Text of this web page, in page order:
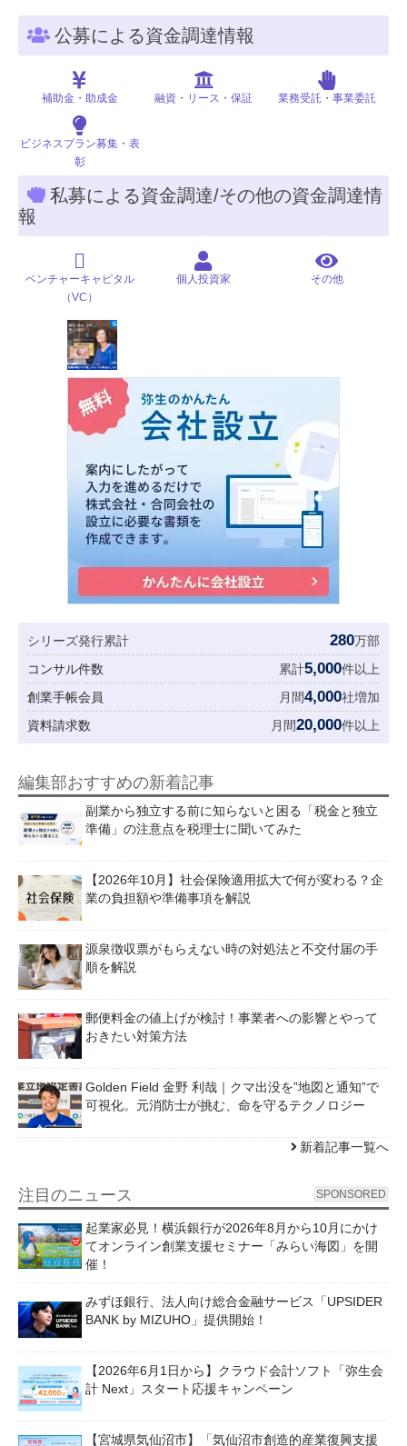
公募による資金調達情報
補助金・助成金 融資・リース・保証 業務受託・事業委託
ビジネスプラン募集・表
彰
私募による資金調達/その他の資金調達情
報
ベンチャーキャピタル
（VC）
個人投資家 その他
シリーズ発行累計 280万部
コンサル件数
累計5,000件以上
創業手帳会員
月間4,000社増加
資料請求数
月間20,000件以上
編集部おすすめの新着記事
副業から独立する前に知らないと困る「税金と独立
準備」の注意点を税理士に聞いてみた
【2026年10月】社会保険適用拡大で何が変わる？企
業の負担額や準備事項を解説
源泉徴収票がもらえない時の対処法と不交付届の手
順を解説
郵便料金の値上げが検討！事業者への影響とやって
おきたい対策方法
Golden Field 金野 利哉｜クマ出没を”地図と通知”で
可視化。元消防士が挑む、命を守るテクノロジー
新着記事一覧へ
注目のニュース SPONSORED
起業家必見！横浜銀行が2026年8月から10月にかけ
てオンライン創業支援セミナー「みらい海図」を開
催！
みずほ銀行、法人向け総合金融サービス「UPSIDER
BANK by MIZUHO」提供開始！
【2026年6月1日から】クラウド会計ソフト「弥生会
計 Next」スタート応援キャンペーン
【宮城県気仙沼市】「気仙沼市創造的産業復興支援